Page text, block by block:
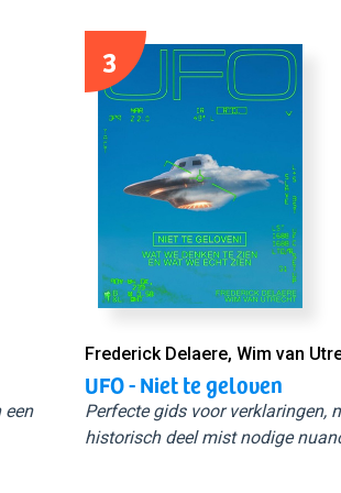
een
3
Frederick Delaere, Wim van
UFO - Niet te geloven
Perfecte gids voor verklaringen,
historisch deel mist nodige